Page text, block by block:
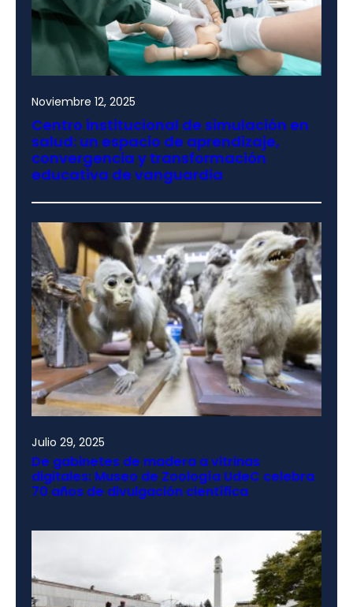
Noviembre 12, 2025
Centro institucional de simulación en
salud: un espacio de aprendizaje,
convergencia y transformación
educativa de vanguardia
Julio 29, 2025
De gabinetes de madera a vitrinas
digitales: Museo de Zoología UdeC celebra
70 años de divulgación científica